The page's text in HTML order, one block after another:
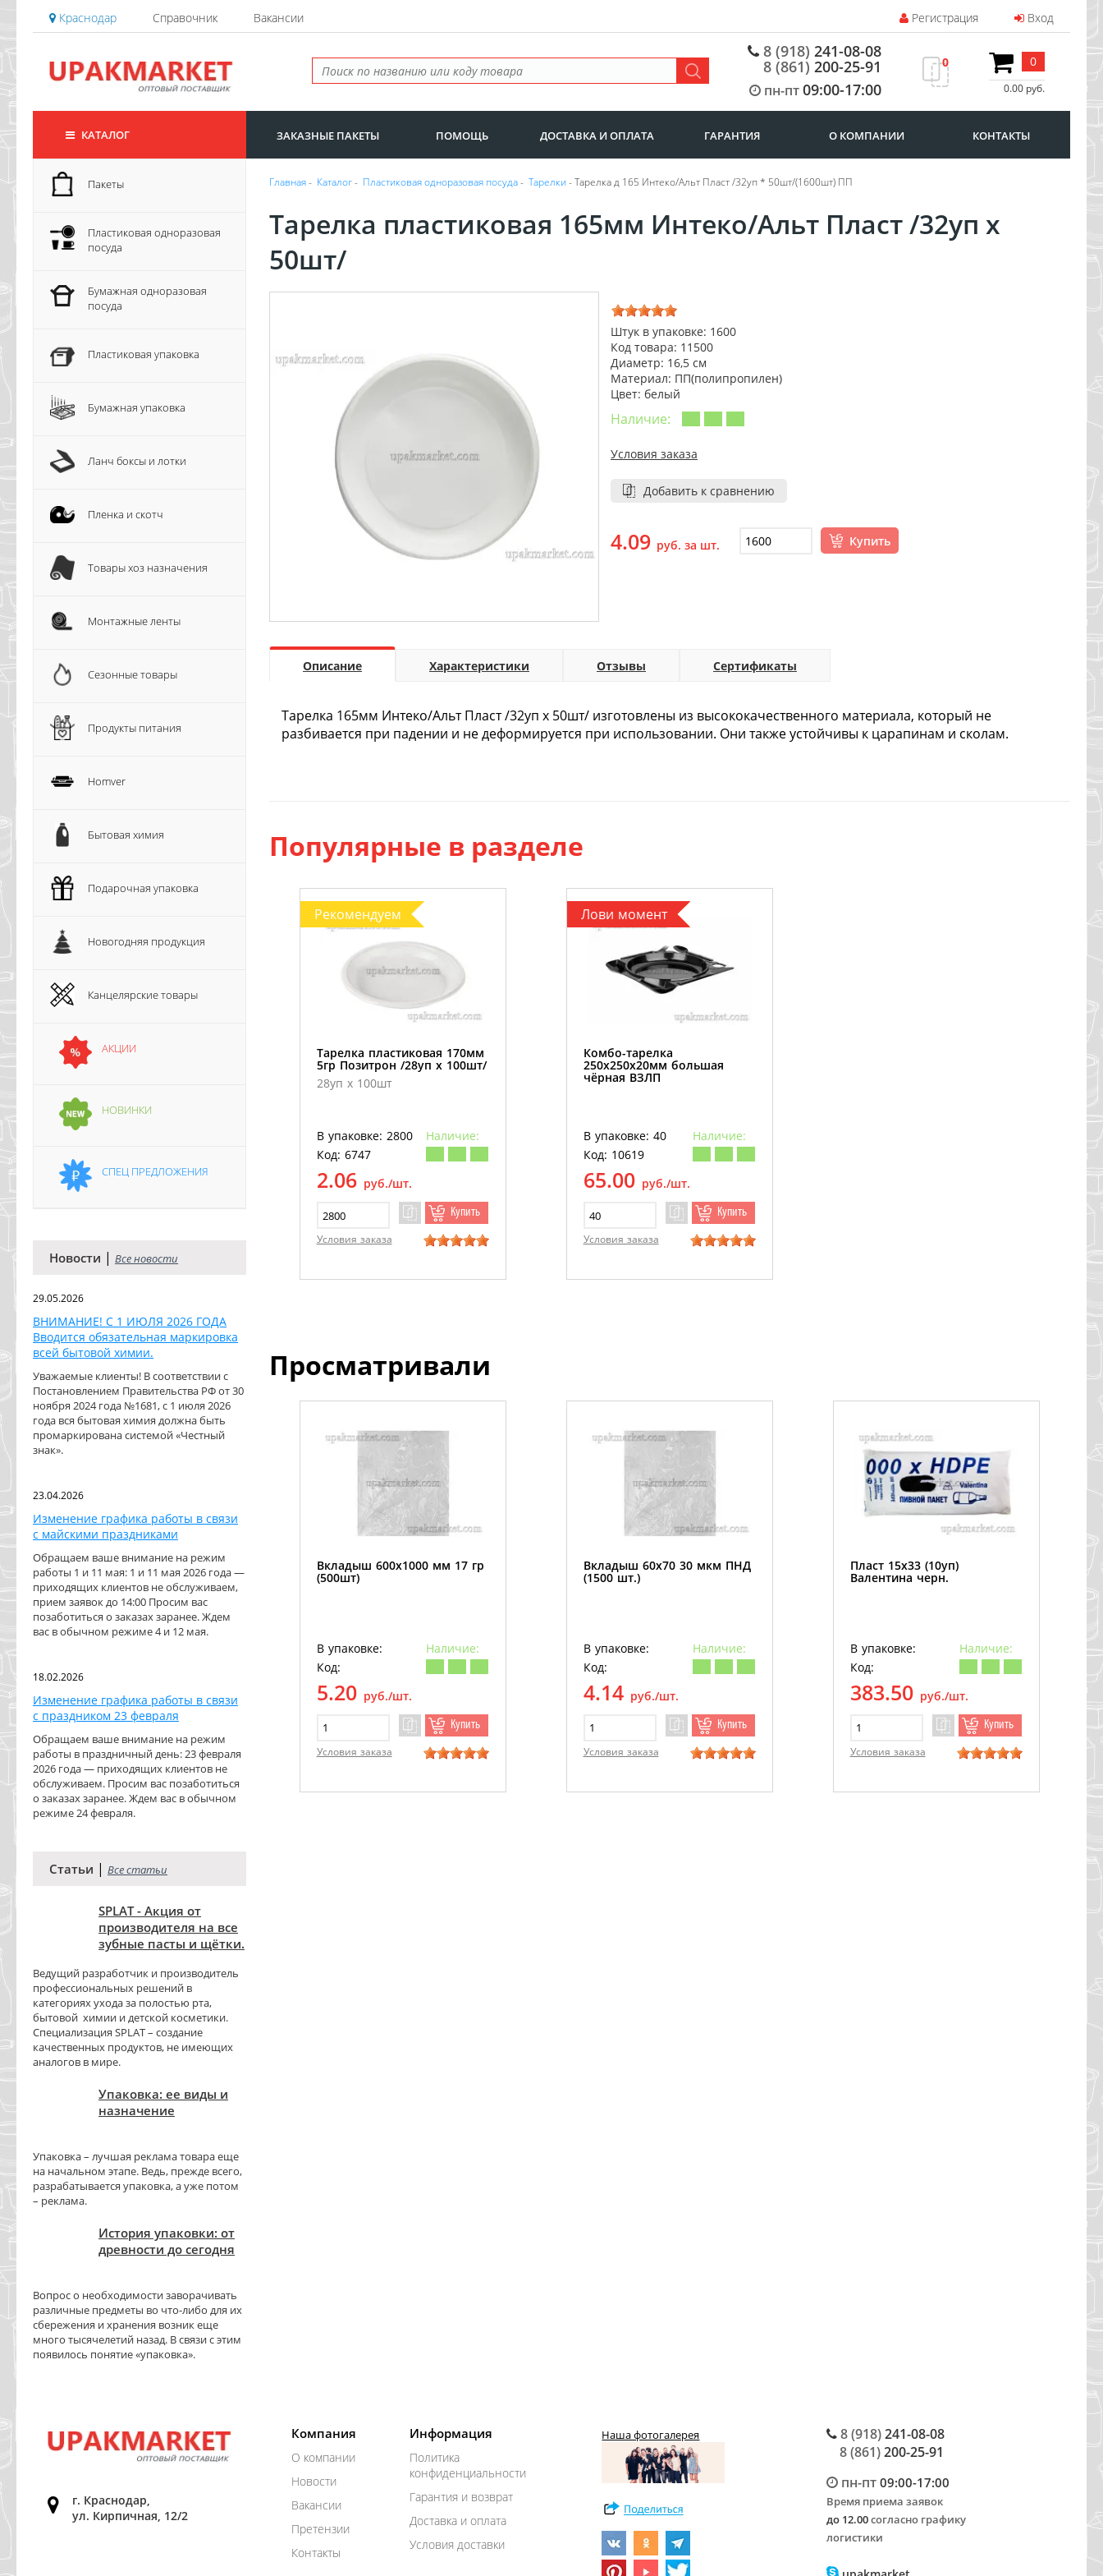
Краснодар Справочник Вакансии Регистрация Вход
8 (918) 241-08-08
8 (861) 200-25-91
пн-пт09:00-17:00
0 0
0.00 руб.
КАТАЛОГ ЗАКАЗНЫЕ ПАКЕТЫ ПОМОЩЬ ДОСТАВКА И ОПЛАТА ГАРАНТИЯ О КОМПАНИИ КОНТАКТЫ
Пакеты
Пластиковая одноразовая
посуда
Бумажная одноразовая
посуда
Пластиковая упаковка
Бумажная упаковка
Ланч боксы и лотки
Пленка и скотч
Товары хоз назначения
Монтажные ленты
Сезонные товары
Продукты питания
Homver
Бытовая химия
Подарочная упаковка
Новогодняя продукция
Канцелярские товары
АКЦИИ
НОВИНКИ
СПЕЦ ПРЕДЛОЖЕНИЯ
Новости | Все новости
29.05.2026
ВНИМАНИЕ! С 1 ИЮЛЯ 2026 ГОДА
Вводится обязательная маркировка
всей бытовой химии.
Уважаемые клиенты! В соответствии с
Постановлением Правительства РФ от 30
ноября 2024 года №1681, с 1 июля 2026
года вся бытовая химия должна быть
промаркирована системой «Честный
знак».
23.04.2026
Изменение графика работы в связи
с майскими праздниками
Обращаем ваше внимание на режим
работы 1 и 11 мая: 1 и 11 мая 2026 года —
приходящих клиентов не обслуживаем,
прием заявок до 14:00 Просим вас
позаботиться о заказах заранее. Ждем
вас в обычном режиме 4 и 12 мая.
18.02.2026
Изменение графика работы в связи
с праздником 23 февраля
Обращаем ваше внимание на режим
работы в праздничный день: 23 февраля
2026 года — приходящих клиентов не
обслуживаем. Просим вас позаботиться
о заказах заранее. Ждем вас в обычном
режиме 24 февраля.
Статьи | Все статьи
SPLAT - Акция от
производителя на все
зубные пасты и щётки.
Ведущий разработчик и производитель
профессиональных решений в
категориях ухода за полостью рта,
бытовой химии и детской косметики.
Специализация SPLAT – создание
качественных продуктов, не имеющих
аналогов в мире.
Упаковка: ее виды и
назначение
Упаковка – лучшая реклама товара еще
на начальном этапе. Ведь, прежде всего,
разрабатывается упаковка, а уже потом
– реклама.
История упаковки: от
древности до сегодня
Вопрос о необходимости заворачивать
различные предметы во что-либо для их
сбережения и хранения возник еще
много тысячелетий назад. В связи с этим
появилось понятие «упаковка».
Главная- Каталог- Пластиковая одноразовая посуда- Тарелки- Тарелка д 165 Интеко/Альт Пласт /32уп * 50шт/(1600шт) ПП
Тарелка пластиковая 165мм Интеко/Альт Пласт /32уп х
50шт/
Штук в упаковке: 1600
Код товара: 11500
Диаметр: 16,5 см
Материал: ПП(полипропилен)
Цвет: белый
Наличие:
Условия заказа
Добавить к сравнению
4.09 руб. за шт. Купить
Описание Характеристики Отзывы Сертификаты
Тарелка 165мм Интеко/Альт Пласт /32уп х 50шт/ изготовлены из высококачественного материала, который не
разбивается при падении и не деформируется при использовании. Они также устойчивы к царапинам и сколам.
Популярные в разделе
Рекомендуем
Тарелка пластиковая 170мм
5гр Позитрон /28уп х 100шт/
28уп х 100шт
В упаковке: 2800
Наличие:
Код: 6747
2.06 руб./шт.
Купить
Условия заказа
Лови момент
Комбо-тарелка
250х250х20мм большая
чёрная ВЗЛП
В упаковке: 40
Наличие:
Код: 10619
65.00 руб./шт.
Купить
Условия заказа
Просматривали
Вкладыш 600х1000 мм 17 гр
(500шт)
В упаковке:
Наличие:
Код:
5.20 руб./шт.
Купить
Условия заказа
Вкладыш 60х70 30 мкм ПНД
(1500 шт.)
В упаковке:
Наличие:
Код:
4.14 руб./шт.
Купить
Условия заказа
Пласт 15х33 (10уп)
Валентина черн.
В упаковке:
Наличие:
Код:
383.50 руб./шт.
Купить
Условия заказа
г. Краснодар,
ул. Кирпичная, 12/2
Компания
О компании
Новости
Вакансии
Претензии
Контакты
Информация
Политика
конфиденциальности
Гарантия и возврат
Доставка и оплата
Условия доставки
Наша фотогалерея 8 (918)241-08-08
8 (861)200-25-91
пн-пт09:00-17:00
Время приема заявок
до 12.00согласно графику
логистики